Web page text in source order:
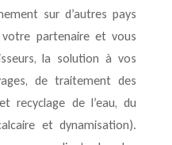
sur d’autres pays
partenaire et vous
la solution à vos
de traitement des
recyclage de l’eau, du
et dynamisation).